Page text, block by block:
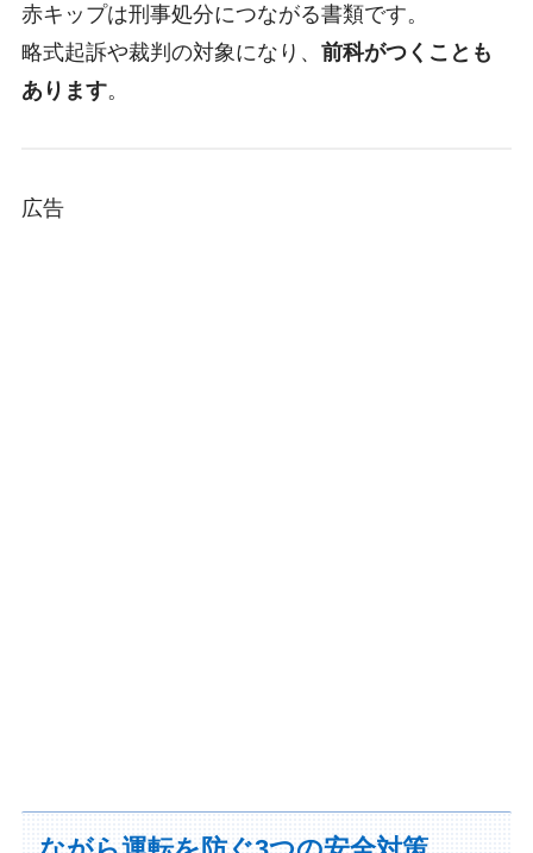
赤キップは刑事処分につながる書類です。
略式起訴や裁判の対象になり、 前科がつくことも
あります。
広告